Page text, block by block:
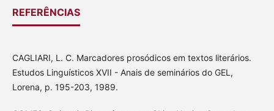
REFERÊNCIAS
CAGLIARI, L. C. Marcadores prosódicos em textos literários.
Estudos Linguísticos XVII - Anais de seminários do GEL,
Lorena, p. 195-203, 1989.